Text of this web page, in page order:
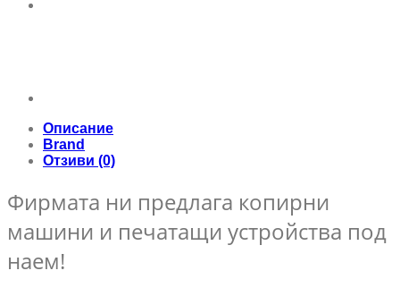
Описание
Brand
Отзиви (0)
Фирмата ни предлага копирни
машини и печатащи устройства под
наем!